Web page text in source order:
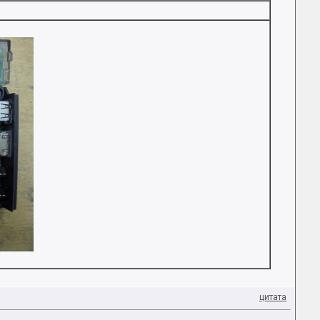
цитата